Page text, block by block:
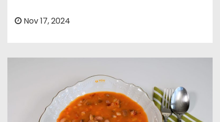
Nov 17, 2024